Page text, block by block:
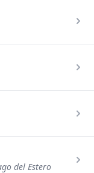
del Estero